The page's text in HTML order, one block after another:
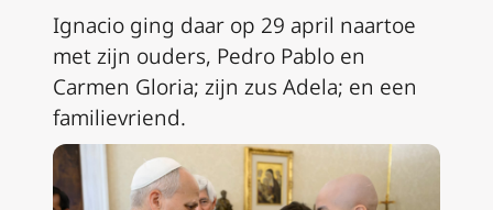
Ignacio ging daar op 29 april naartoe
met zijn ouders, Pedro Pablo en
Carmen Gloria; zijn zus Adela; en een
familievriend.